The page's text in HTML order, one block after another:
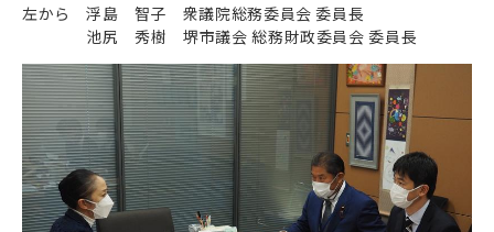
左から 浮島 智子 衆議院総務委員会 委員長
池尻 秀樹 堺市議会 総務財政委員会 委員長